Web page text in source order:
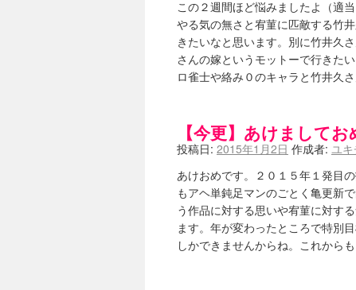
この２週間ほど悩みましたよ（適
やる気の無さと宥菫に匹敵する竹
きたいなと思います。別に竹井久
さんの嫁というモットーで行きた
ロ雀士や絡み０のキャラと竹井久
【今更】あけまして
投稿日: 2015年1月2日 作成者: ユ
あけおめです。２０１５年１発目
もアヘ単鈍足マンのごとく亀更新
う作品に対する思いや宥菫に対す
ます。年が変わったところで特別
しかできませんからね。これから